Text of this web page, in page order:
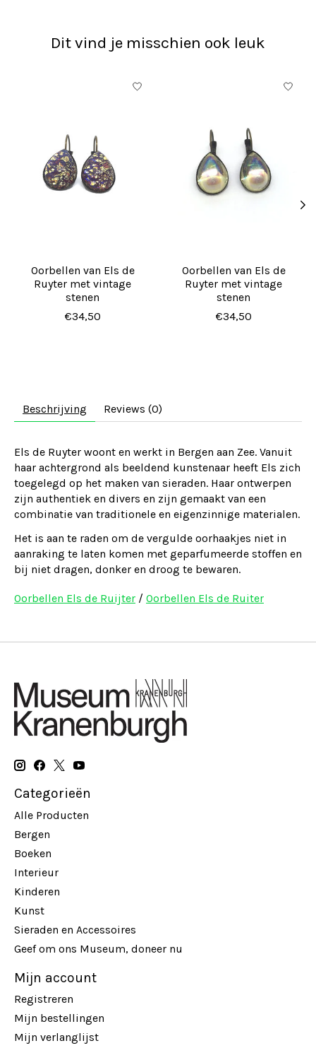
Beschrijving Reviews (0)
Els de Ruyter woont en werkt in Bergen aan Zee. Vanuit
haar achtergrond als beeldend kunstenaar heeft Els zich
toegelegd op het maken van sieraden. Haar ontwerpen
zijn authentiek en divers en zijn gemaakt van een
combinatie van traditionele en eigenzinnige materialen.
Het is aan te raden om de vergulde oorhaakjes niet in
aanraking te laten komen met geparfumeerde stoffen en
bij niet dragen, donker en droog te bewaren.
Oorbellen Els de Ruijter / Oorbellen Els de Ruiter
Dit vind je misschien ook leuk
Items van productcarrousel
Oorbellen van Els de
Ruyter met vintage
stenen
€34,50
Oorbellen van Els de
Ruyter met vintage
stenen
€34,50
Categorieën
Alle Producten
Bergen
Boeken
Interieur
Kinderen
Kunst
Sieraden en Accessoires
Geef om ons Museum, doneer nu
Mijn account
Registreren
Mijn bestellingen
Mijn verlanglijst